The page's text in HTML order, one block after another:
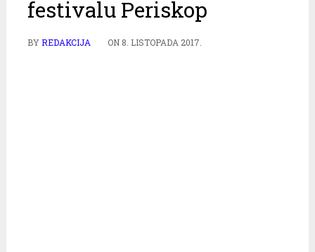
festivalu Periskop
BYREDAKCIJA ON 8. LISTOPADA 2017.